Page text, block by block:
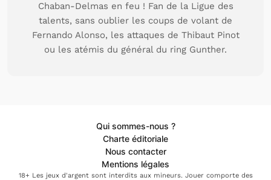
Chaban-Delmas en feu ! Fan de la Ligue des
talents, sans oublier les coups de volant de
Fernando Alonso, les attaques de Thibaut Pinot
ou les atémis du général du ring Gunther.
Qui sommes-nous ?
Charte éditoriale
Nous contacter
Mentions légales
18+ Les jeux d'argent sont interdits aux mineurs. Jouer comporte des